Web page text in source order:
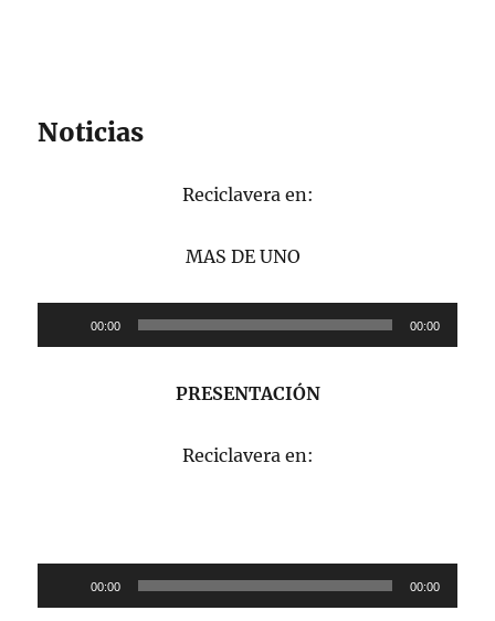
Noticias
Reciclavera en:
MAS DE UNO
Reproductor
de
00:00 00:00
PRESENTACIÓN
Reciclavera en:
Reproductor
de
00:00 00:00